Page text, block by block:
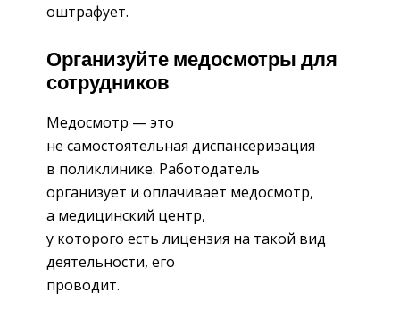
оштрафует.
Организуйте медосмотры для
сотрудников
Медосмотр — это
не самостоятельная диспансеризация
в поликлинике. Работодатель
организует и оплачивает медосмотр,
а медицинский центр,
у которого есть лицензия на такой вид
деятельности, его
проводит.